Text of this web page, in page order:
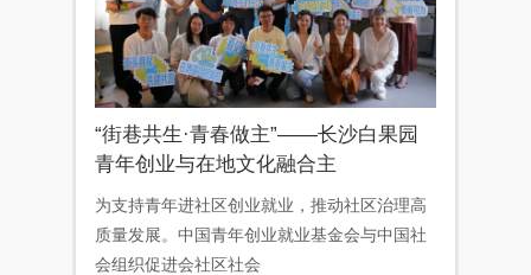
“街巷共生·青春做主”——长沙白果园
青年创业与在地文化融合主
为支持青年进社区创业就业，推动社区治理高
质量发展。中国青年创业就业基金会与中国社
会组织促进会社区社会